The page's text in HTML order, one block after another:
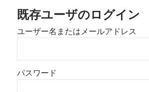
既存ユーザのログイン
ユーザー名またはメールアドレス
パスワード